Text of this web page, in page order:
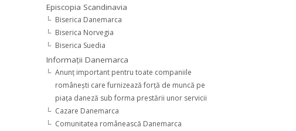
Episcopia Scandinavia
Biserica Danemarca
Biserica Norvegia
Biserica Suedia
Informaţii Danemarca
Anunţ important pentru toate companiile
româneşti care furnizează forţă de muncă pe
piaţa daneză sub forma prestării unor servicii
Cazare Danemarca
Comunitatea românească Danemarca